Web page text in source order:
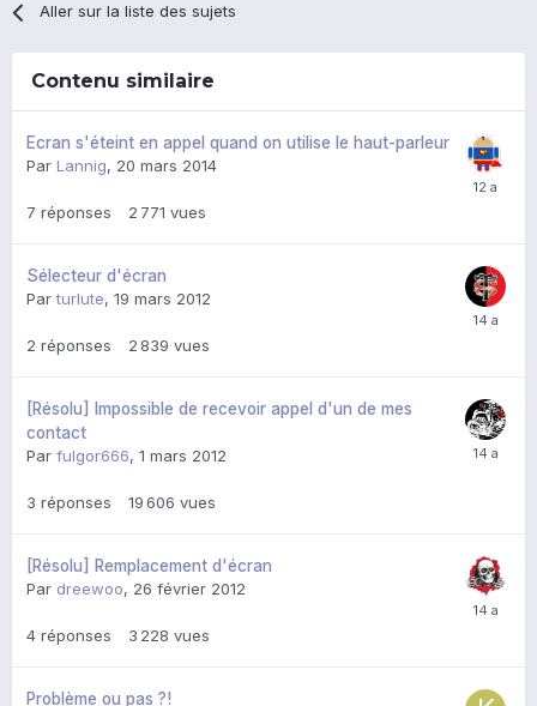
Aller sur la liste des sujets
Contenu similaire
Ecran s'éteint en appel quand on utilise le haut-parleur
Par Lannig, 20 mars 2014
7 réponses 2 771 vues
Sélecteur d'écran
Parturlute, 19 mars 2012
2 réponses 2 839 vues
[Résolu] Impossible de recevoir appel d'un de mes
contact
Par fulgor666, 1 mars 2012
3 réponses 19 606 vues
[Résolu] Remplacement d'écran
Par dreewoo, 26 février 2012
4 réponses 3 228 vues
Problème ou pas ?!